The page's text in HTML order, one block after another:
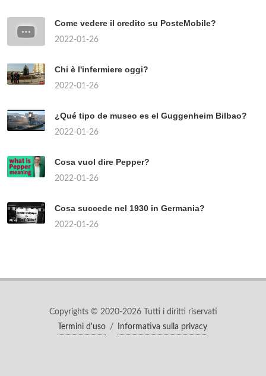
Come vedere il credito su PosteMobile?
2022-01-26
Chi è l'infermiere oggi?
2022-01-26
¿Qué tipo de museo es el Guggenheim Bilbao?
2022-01-26
Cosa vuol dire Pepper?
2022-01-26
Cosa succede nel 1930 in Germania?
2022-01-26
Copyrights © 2020-2026 Tutti i diritti riservati
Termini d'uso
/ Informativa sulla privacy